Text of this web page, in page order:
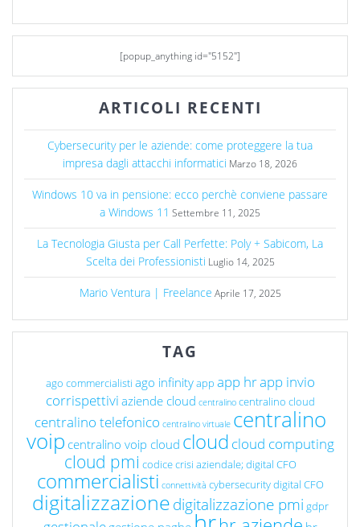
[popup_anything id="5152"]
ARTICOLI RECENTI
Cybersecurity per le aziende: come proteggere la tua
impresa dagli attacchi informatici Marzo 18, 2026
Windows 10 va in pensione: ecco perchè conviene passare
a Windows 11 Settembre 11, 2025
La Tecnologia Giusta per Call Perfette: Poly + Sabicom, La
Scelta dei Professionisti Luglio 14, 2025
Mario Ventura | Freelance Aprile 17, 2025
TAG
ago commercialisti ago infinityapp app hrapp invio
corrispettivi aziende cloud centralino centralino cloud
centralino telefonico centralino virtuale centralino
voip centralino voip cloud cloud cloud computing
cloud pmi codice crisi aziendale; digital CFO
commercialisti connettività cybersecuritydigital CFO
digitalizzazionedigitalizzazione pmi gdpr